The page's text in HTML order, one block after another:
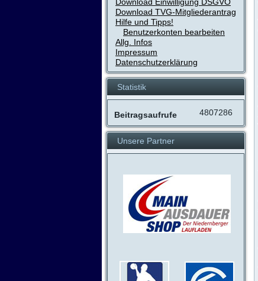
Download TVG-Mitgliederantrag
Hilfe und Tipps!
Benutzerkonten bearbeiten
Allg. Infos
Impressum
Datenschutzerklärung
Statistik
Beitragsaufrufe 4807286
Unsere Partner